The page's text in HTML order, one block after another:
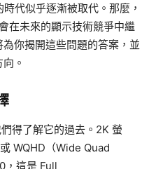
代似乎逐漸被取代。那麼，
在未來的顯示技術競爭中繼
你揭開這些問題的答案，並
。
得了解它的過去。2K 螢
WQHD（Wide Quad
，這是 Full